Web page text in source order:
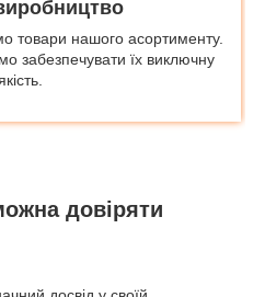
товари нашого асортименту.
забезпечувати їх виключну
довіряти